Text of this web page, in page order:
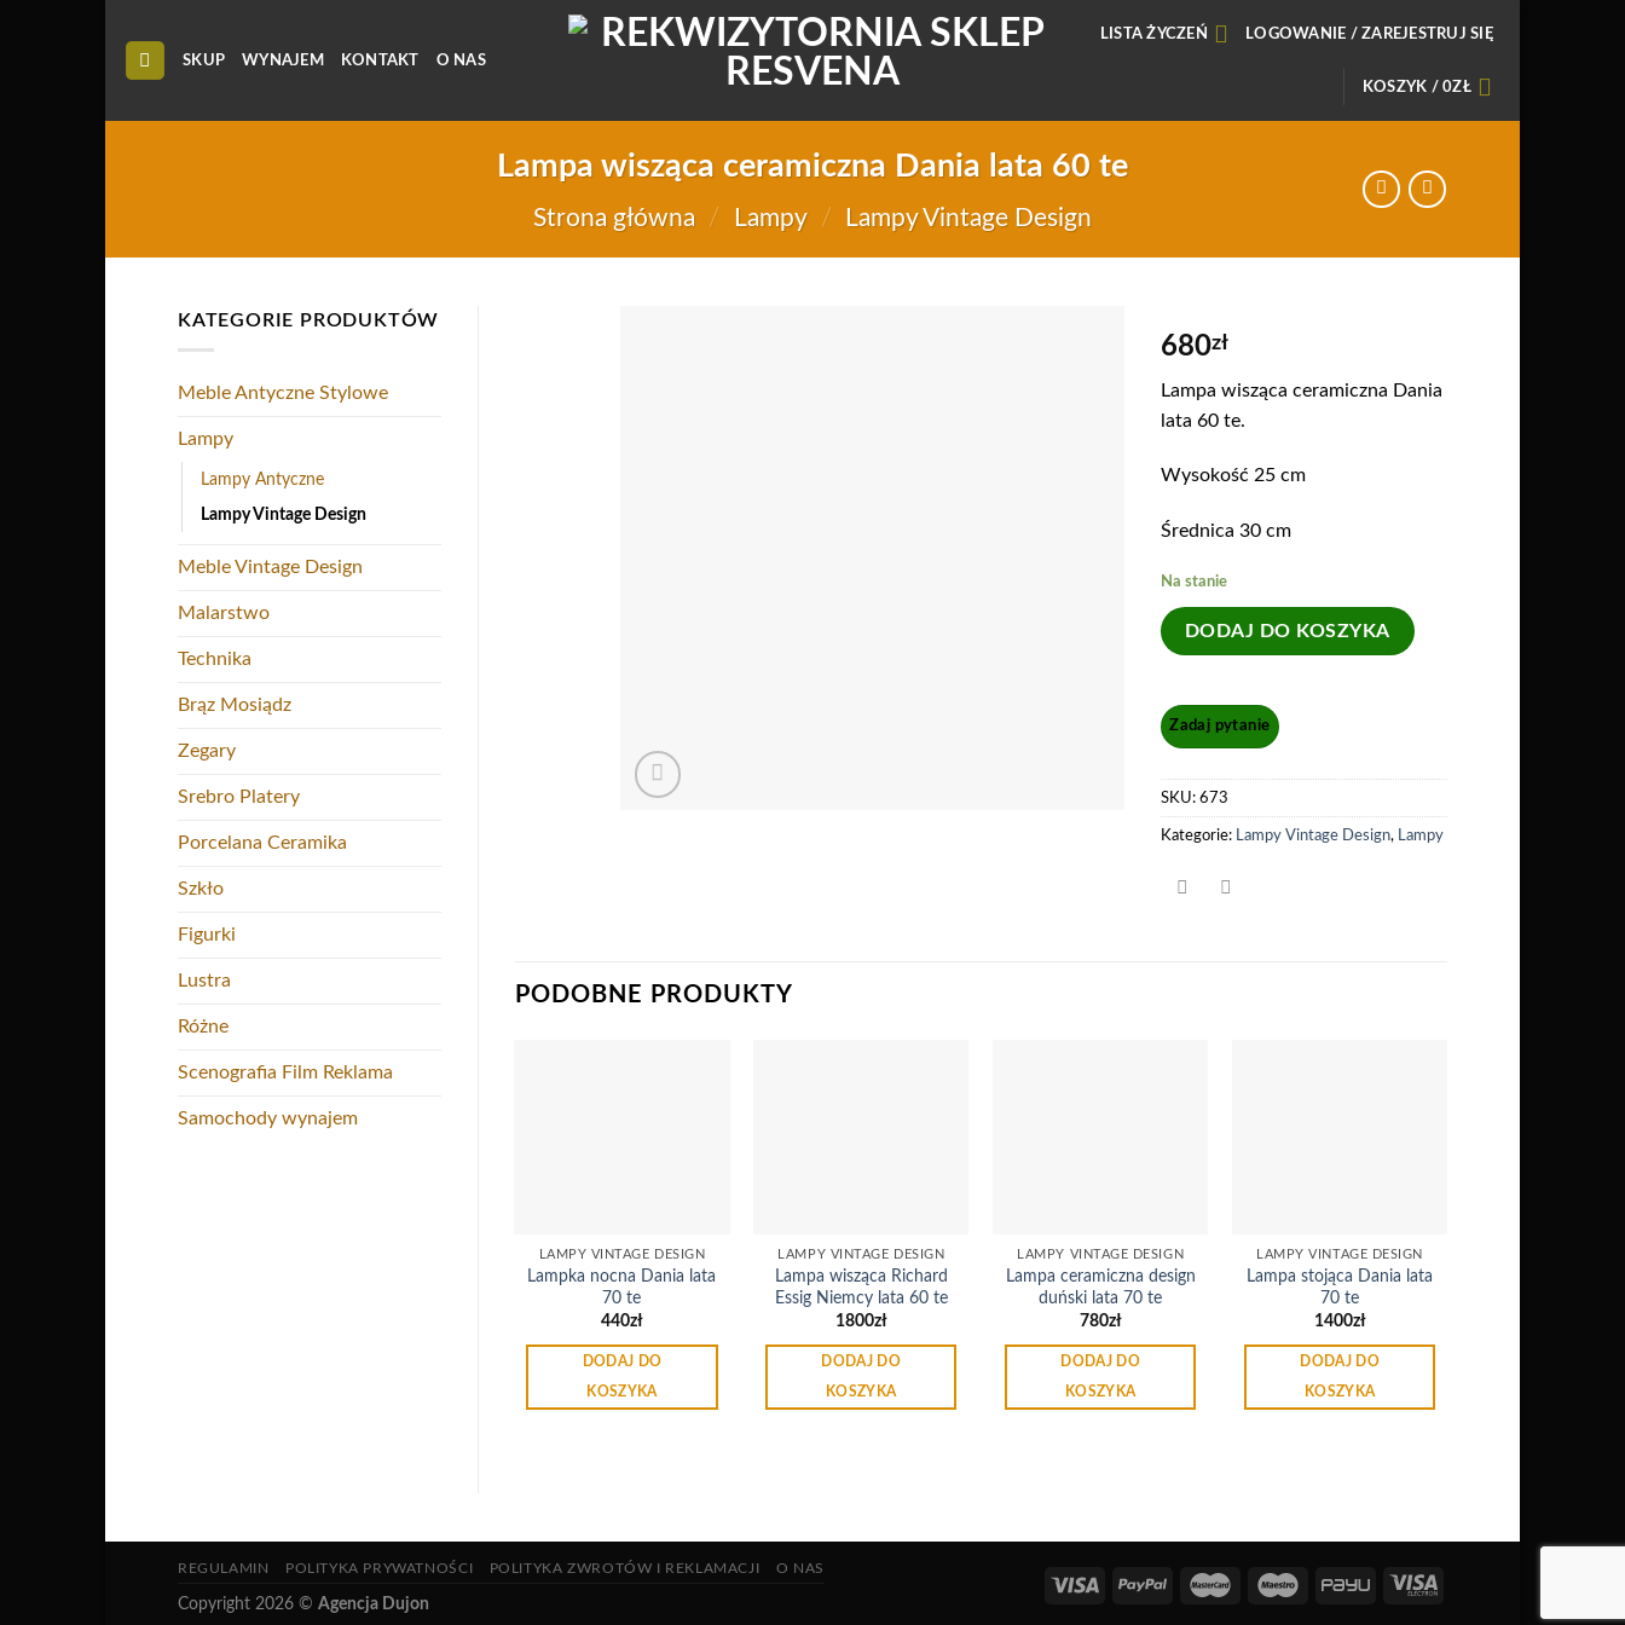
content
SKUP WYNAJEM KONTAKT O NAS
LISTA ŻYCZEŃ LOGOWANIE / ZAREJESTRUJ SIĘ
KOSZYK /0ZŁ
Lampa wisząca ceramiczna Dania lata 60 te
Strona główna / Lampy / Lampy Vintage Design
KATEGORIE PRODUKTÓW
Meble Antyczne Stylowe
Lampy
Lampy Antyczne
Lampy Vintage Design
Meble Vintage Design
Malarstwo
Technika
Brąz Mosiądz
Zegary
Srebro Platery
Porcelana Ceramika
Szkło
Figurki
Lustra
Różne
Scenografia Film Reklama
Samochody wynajem
680zł
Lampa wisząca ceramiczna Dania
lata 60 te.
Wysokość 25 cm
Średnica 30 cm
Na stanie
DODAJ DO KOSZYKA
SKU: 673
Kategorie: Lampy Vintage Design, Lampy
PODOBNE PRODUKTY
LAMPY VINTAGE DESIGN
Lampka nocna Dania lata
70 te
440zł
DODAJ DO
KOSZYKA
LAMPY VINTAGE DESIGN
Lampa wisząca Richard
Essig Niemcy lata 60 te
1800zł
DODAJ DO
KOSZYKA
LAMPY VINTAGE DESIGN
Lampa ceramiczna design
duński lata 70 te
780zł
DODAJ DO
KOSZYKA
LAMPY VINTAGE DESIGN
Lampa stojąca Dania lata
70 te
1400zł
DODAJ DO
KOSZYKA
REGULAMIN POLITYKA PRYWATNOŚCI POLITYKA ZWROTÓW I REKLAMACJI O NAS
Copyright 2026 © Agencja Dujon